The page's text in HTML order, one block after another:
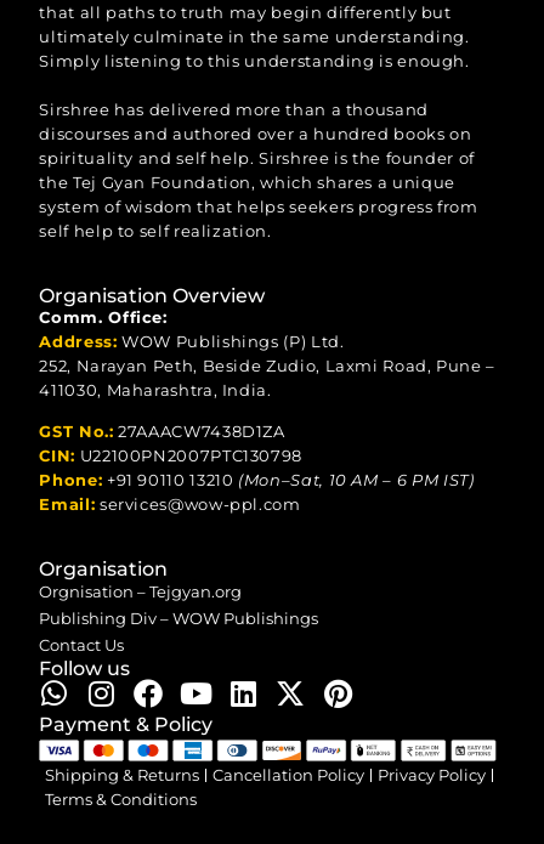
that all paths to truth may begin differently but
ultimately culminate in the same understanding.
Simply listening to this understanding is enough.
Sirshree has delivered more than a thousand
discourses and authored over a hundred books on
spirituality and self help. Sirshree is the founder of
the Tej Gyan Foundation, which shares a unique
system of wisdom that helps seekers progress from
self help to self realization.
Organisation Overview
Comm. Office:
Address: WOW Publishings (P) Ltd.
252, Narayan Peth, Beside Zudio, Laxmi Road, Pune –
411030, Maharashtra, India.
GST No.: 27AAACW7438D1ZA
CIN: U22100PN2007PTC130798
Phone: +91 90110 13210 (Mon–Sat, 10 AM – 6 PM IST)
Email: services@wow-ppl.com
Organisation
Orgnisation – Tejgyan.org
Publishing Div – WOW Publishings
Contact Us
Follow us
Payment & Policy
Shipping & Returns Cancellation Policy
Privacy Policy
Terms & Conditions